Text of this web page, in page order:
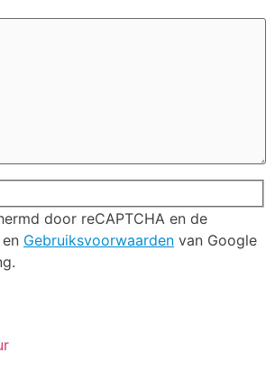
door reCAPTCHA en de
en Gebruiksvoorwaarden van Google